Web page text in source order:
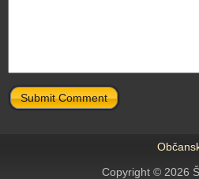
Submit Comment
Copyright © 2026